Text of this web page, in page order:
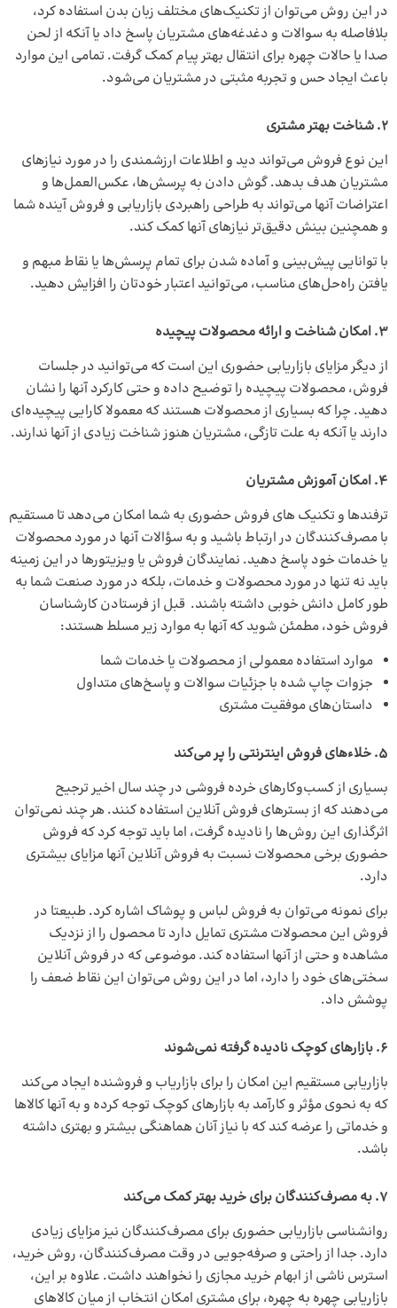
در این روش می‌توان از تکنیک‌های مختلف زبان بدن استفاده کرد،
بلافاصله به سوالات و دغدغه‌های مشتریان پاسخ داد یا آنکه از لحن
صدا یا حالات چهره برای انتقال بهتر پیام کمک گرفت. تمامی این موارد
باعث ایجاد حس و تجربه مثبتی در مشتریان می‌شود.
2. شناخت بهتر مشتری
این نوع فروش می‌تواند دید و اطلاعات ارزشمندی را در مورد نیازهای
مشتریان هدف بدهد. گوش دادن به پرسش‌ها، عکس‌العمل‌ها و
اعتراضات آنها می‌تواند به طراحی راهبردی بازاریابی و فروش آینده شما
و همچنین بینش دقیق‌تر نیازهای آنها کمک کند.
با توانایی پیش‌بینی و آماده شدن برای تمام پرسش‌ها یا نقاط مبهم و
یافتن راه‌حل‌های مناسب، می‌توانید اعتبار خودتان را افزایش دهید.
3. امکان شناخت و ارائه محصولات پیچیده
از دیگر مزایای بازاریابی حضوری این است که می‌توانید در جلسات
فروش، محصولات پیچیده را توضیح داده و حتی کارکرد آنها را نشان
دهید. چرا که بسیاری از محصولات هستند که معمولا کارایی پیچیده‌ای
دارند یا آنکه به علت تازگی، مشتریان هنوز شناخت زیادی از آنها ندارند.
4. امکان آموزش مشتریان
ترفندها و تکنیک های فروش حضوری به شما امکان می‌دهد تا مستقیم
با مصرف‌کنندگان در ارتباط باشید و به سؤالات آنها در مورد محصولات
یا خدمات خود پاسخ دهید. نمایندگان فروش یا ویزیتورها در این زمینه
باید نه تنها در مورد محصولات و خدمات، بلکه در مورد صنعت شما به
طور کامل دانش خوبی داشته باشند. قبل از فرستادن کارشناسان
فروش خود، مطمئن شوید که آنها به موارد زیر مسلط هستند:
موارد استفاده معمولی از محصولات یا خدمات شما
جزوات چاپ شده با جزئیات سوالات و پاسخ‌های متداول
داستان‌های‌ موفقیت مشتری
5. خلاء‌های فروش اینترنتی را پر می‌کند
بسیاری از کسب‌وکارهایخرده‌ فروشی در چند سال اخیر ترجیح
می‌دهند که از بسترهای فروش آنلاین استفاده کنند. هر چند نمی‌توان
اثرگذاری این روش‌ها را نادیده گرفت، اما باید توجه کرد که فروش
حضوری برخی محصولات نسبت به فروش آنلاین آنها مزایای بیشتری
دارد.
برای نمونه می‌توان به فروش لباس و پوشاک اشاره کرد. طبیعتا در
فروش این محصولات مشتری تمایل دارد تا محصول را از نزدیک
مشاهده و حتی از آنها استفاده کند. موضوعی که در فروش آنلاین
سختی‌های خود را دارد، اما در این روش می‌توان این نقاط ضعف را
پوشش داد.
6. بازارهای کوچک نادیده گرفته نمی‌شوند
بازاریابى مستقیم این امکان را براى بازاریاب و فروشنده ایجاد می­‌کند
که به ‌نحوى مؤثر و کارآمد به بازارهاى کوچک توجه کرده و به آنها کالاها
و خدماتی را عرضه کند که با نیاز آنان هماهنگى بیشتر و بهترى داشته
باشد.
7. به مصرف‌کنندگان برای خرید بهتر کمک می‌کند
روانشناسی بازاریابی حضوری براى مصرف‌کنندگان نیز مزایاى زیادی
دارد. جدا از راحتى و صرفه‌جویى در وقت مصرف‌کنندگان، روش خرید،
استرس ناشى از ابهام خرید مجازی را نخواهند داشت. علاوه بر این،
بازاریابى چهره به چهره، برای مشتری امکان انتخاب از میان کالاهاى